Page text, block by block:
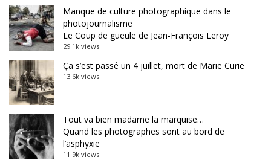
Manque de culture photographique dans le
photojournalisme
Le Coup de gueule de Jean-François Leroy
29.1k views
Ça s’est passé un 4 juillet, mort de Marie Curie
13.6k views
Tout va bien madame la marquise…
Quand les photographes sont au bord de
l’asphyxie
11.9k views